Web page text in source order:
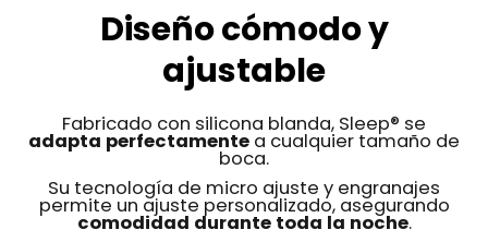
Diseño cómodo y
ajustable
Fabricado con silicona blanda, Sleep® se
adapta perfectamente a cualquier tamaño de
boca.
Su tecnología de micro ajuste y engranajes
permite un ajuste personalizado, asegurando
comodidad durante toda la noche.